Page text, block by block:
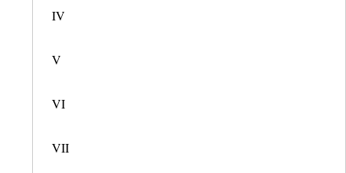
IV
V
VI
VII